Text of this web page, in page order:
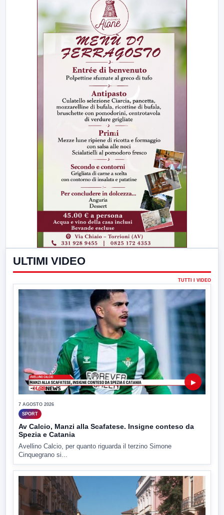
ULTIMI VIDEO
TUTTI I VIDEO
▶
7 AGOSTO 2026
SPORT
Av Calcio, Manzi alla Scafatese. Insigne conteso da
Spezia e Catania
Avellino Calcio, per quanto riguarda il terzino Simone
Cinquegrano si...